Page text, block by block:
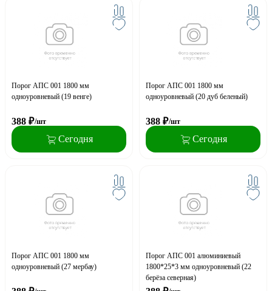
Порог АПС 001 1800 мм
одноуровневый (19 венге)
388 ₽/шт
Сегодня
Порог АПС 001 1800 мм
одноуровневый (20 дуб беленый)
388 ₽/шт
Сегодня
Порог АПС 001 1800 мм
одноуровневый (27 мербау)
Порог АПС 001 алюминиевый
1800*25*3 мм одноуровневый (22
берёза северная)